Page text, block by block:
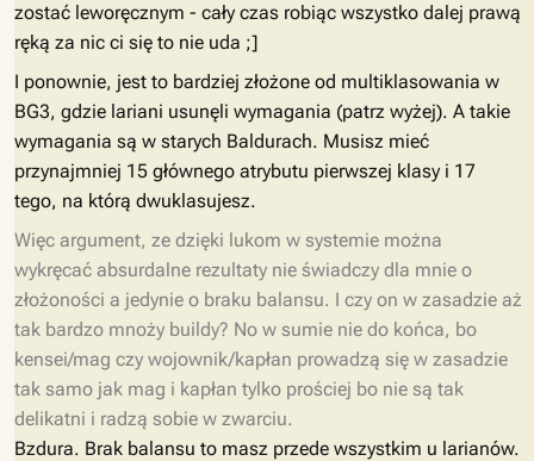
zostać leworęcznym - cały czas robiąc wszystko dalej prawą
ręką za nic ci się to nie uda ;]
I ponownie, jest to bardziej złożone od multiklasowania w
BG3, gdzie lariani usunęli wymagania (patrz wyżej). A takie
wymagania są w starych Baldurach. Musisz mieć
przynajmniej 15 głównego atrybutu pierwszej klasy i 17
tego, na którą dwuklasujesz.
Więc argument, ze dzięki lukom w systemie można
wykręcać absurdalne rezultaty nie świadczy dla mnie o
złożoności a jedynie o braku balansu. I czy on w zasadzie aż
tak bardzo mnoży buildy? No w sumie nie do końca, bo
kensei/mag czy wojownik/kapłan prowadzą się w zasadzie
tak samo jak mag i kapłan tylko prościej bo nie są tak
delikatni i radzą sobie w zwarciu.
Bzdura. Brak balansu to masz przede wszystkim u larianów.